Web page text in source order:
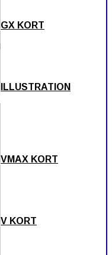
GX KORT
ILLUSTRATION
VMAX KORT
V KORT